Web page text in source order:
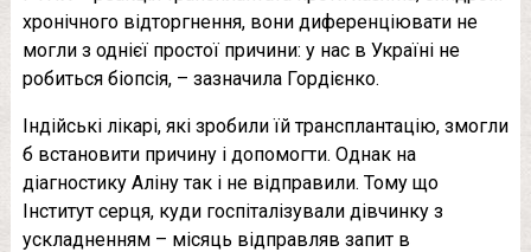
хронічного відторгнення, вони диференціювати не
могли з однієї простої причини: у нас в Україні не
робиться біопсія, – зазначила Гордієнко.
Індійські лікарі, які зробили їй трансплантацію, змогли
б встановити причину і допомогти. Однак на
діагностику Аліну так і не відправили. Тому що
Інститут серця, куди госпіталізували дівчинку з
ускладненням – місяць відправляв запит в